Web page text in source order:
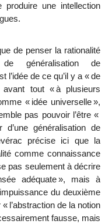
produire une intellection
de penser la rationalité
généralisation de
l’idée de ce qu’il y a «de
tout «à plusieurs
« idée universelle»,
pas pouvoir l’être «
généralisation de
précise ici que la
comme connaissance
pas seulement à décrire
adéquate», mais à
impuissance du deuxième
« l’abstraction de la notion
fausse, mais